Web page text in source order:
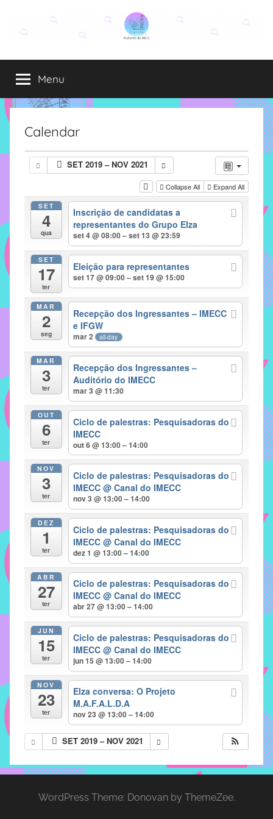
conteúdo
Grupo
Elza
Elza
é
formado
alunas,
funcionárias
IMECC
como
atribuição
implementar
mecanismos
proporcionem
fortalecimento
sociais
profissionais
alunos,
professores
pacificadoras
problemas
verificados
instituto,
para
prevenção
Menu
Calendar
SET 2019 – NOV 2021
Collapse All Expand All
SET
4
qua
Inscrição de candidatas a
representantes do Grupo Elza
set 4 @ 08:00 – set 13 @ 23:59
SET
17
ter
Eleição para representantes
set 17 @ 09:00 – set 19 @ 15:00
MAR
2
seg
Recepção dos Ingressantes – IMECC
e IFGW
mar 2 all-day
MAR
3
ter
Recepção dos Ingressantes –
Auditório do IMECC
mar 3 @ 11:30
OUT
6
ter
Ciclo de palestras: Pesquisadoras do
IMECC
out 6 @ 13:00 – 14:00
NOV
3
ter
Ciclo de palestras: Pesquisadoras do
IMECC@ Canal do IMECC
nov 3 @ 13:00 – 14:00
DEZ
1
ter
Ciclo de palestras: Pesquisadoras do
IMECC@ Canal do IMECC
dez 1 @ 13:00 – 14:00
ABR
27
ter
Ciclo de palestras: Pesquisadoras do
IMECC@ Canal do IMECC
abr 27 @ 13:00 – 14:00
JUN
15
ter
Ciclo de palestras: Pesquisadoras do
IMECC@ Canal do IMECC
jun 15 @ 13:00 – 14:00
NOV
23
ter
Elza conversa: O Projeto
M.A.F.A.L.D.A
nov 23 @ 13:00 – 14:00
SET 2019 – NOV 2021
WordPress Theme: Donovan by ThemeZee.